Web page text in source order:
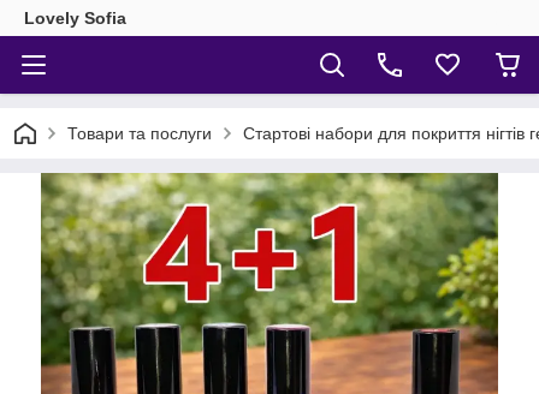
Lovely Sofia
Товари та послуги Стартові набори для покриття нігтів